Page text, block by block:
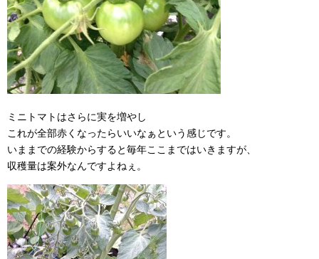
ミニトマトはさらに実を増やし
これが全部赤くなったらいいなぁという感じです。
いままでの経験からすると毎年ここまではいきますが、
収穫量は案外なんですよねぇ。